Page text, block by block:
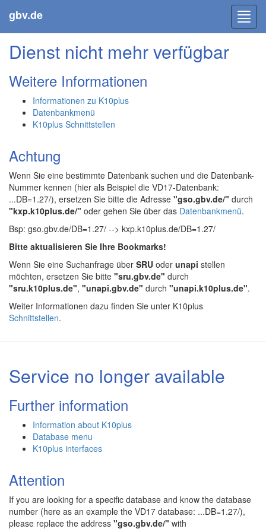
gbv.de
Dienst nicht mehr verfügbar
Weitere Informationen
Informationen zu K10plus
Datenbankmenü
K10plus Schnittstellen
Achtung
Wenn Sie eine bestimmte Datenbank suchen und die Datenbank-
Nummer kennen (hier als Beispiel die VD17-Datenbank:
...DB=1.27/), ersetzen Sie bitte die Adresse "gso.gbv.de/" durch
"kxp.k10plus.de/" oder gehen Sie über das Datenbankmenü.
Bsp: gso.gbv.de/DB=1.27/ --> kxp.k10plus.de/DB=1.27/
Bitte aktualisieren Sie Ihre Bookmarks!
Wenn Sie eine Suchanfrage über SRU oder unapi stellen
möchten, ersetzen Sie bitte "sru.gbv.de" durch
"sru.k10plus.de", "unapi.gbv.de" durch "unapi.k10plus.de".
Weiter Informationen dazu finden Sie unter K10plus
Schnittstellen.
Service no longer available
Further information
Information about K10plus
Database menu
K10plus interfaces
Attention
If you are looking for a specific database and know the database
number (here as an example the VD17 database: ...DB=1.27/),
please replace the address "gso.gbv.de/" with